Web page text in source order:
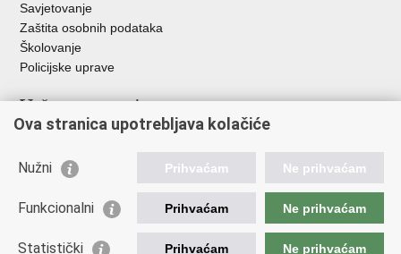
Savjetovanje
Zaštita osobnih podataka
Školovanje
Policijske uprave
Važne poveznice
Ministarstvo unutarnjih poslova
Muzej policije
Centar za mentalno zdravlje
Ova stranica upotrebljava kolačiće
Nužni Prihvaćam Ne prihvaćam
Funkcionalni Prihvaćam Ne prihvaćam
Statistički Prihvaćam Ne prihvaćam